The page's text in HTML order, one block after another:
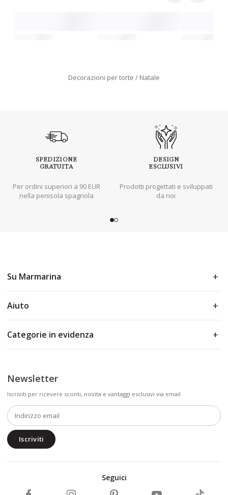
Decorazioni per torte Natale
SPEDIZIONE
GRATUITA
Per ordini superiori a 90 EUR
nella penisola spagnola
DESIGN
ESCLUSIVI
Prodotti progettati e sviluppati
da noi
Su Marmarina
Aiuto
Categorie in evidenza
Newsletter
Iscriviti per ricevere sconti, novita e vantaggi esclusivi via email
Iscriviti
Seguici